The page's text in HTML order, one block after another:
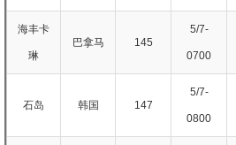
海丰卡
琳
巴拿马 145
5/7-
0700
石岛 韩国 147
5/7-
0800